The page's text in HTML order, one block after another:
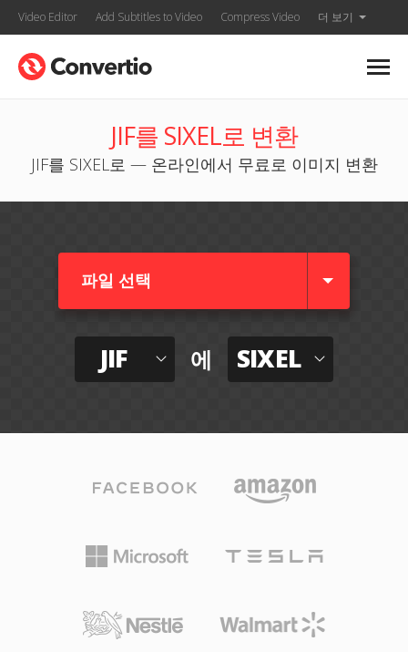
Video Editor Add Subtitles to Video Compress Video 더 보기
JIF를 SIXEL로 변환
JIF를 SIXEL로 — 온라인에서 무료로 이미지 변환
파일 선택
JIF 에 SIXEL